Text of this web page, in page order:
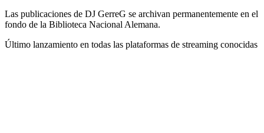
Las publicaciones de DJ GerreG se archivan permanentemente en el
fondo de la Biblioteca Nacional Alemana.
Último lanzamiento en todas las plataformas de streaming conocidas